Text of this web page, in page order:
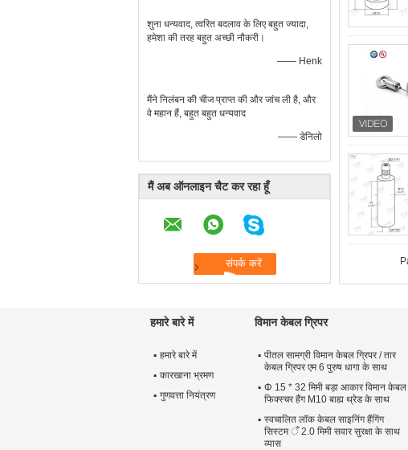
शुना धन्यवाद, त्वरित बदलाव के लिए बहुत ज्यादा,
हमेशा की तरह बहुत अच्छी नौकरी।
—— Henk
मैंने निलंबन की चीज प्राप्त की और जांच ली है, और
वे महान हैं, बहुत बहुत धन्यवाद
—— डेनिलो
मैं अब ऑनलाइन चैट कर रहा हूँ
हमारे बारे में
हमारे बारे में
कारखाना भ्रमण
गुणवत्ता नियंत्रण
विमान केबल ग्रिपर
पीतल सामग्री विमान केबल ग्रिपर / तार
केबल ग्रिपर एम 6 पुरुष धागा के साथ
Φ 15 * 32 मिमी बड़ा आकार विमान केबल
फिक्स्चर हैंग M10 बाह्य थ्रेड के साथ
स्वचालित लॉक केबल साइनिंग हैंगिंग
सिस्टम ँ 2.0 मिमी सवार सुरक्षा के साथ
व्यास